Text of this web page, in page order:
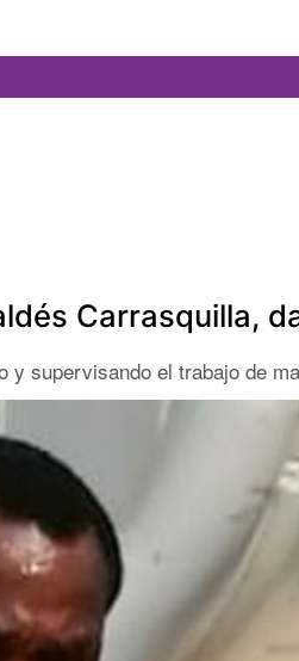
Carrasquilla,
supervisando el trabajo de